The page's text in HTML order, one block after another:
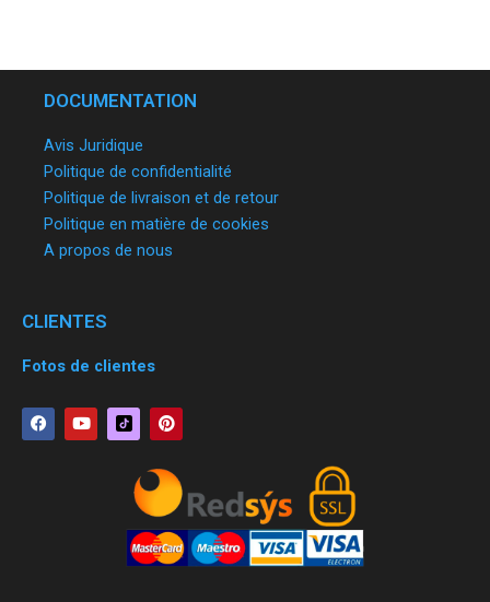
DOCUMENTATION
Avis Juridique
Politique de confidentialité
Politique de livraison et de retour
Politique en matière de cookies
A propos de nous
CLIENTES
Fotos de clientes
F
a
c
Y
o
u
P
i
n
t
e
e
s
t